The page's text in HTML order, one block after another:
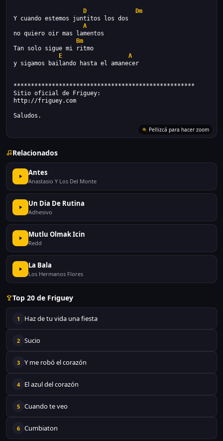
D
Dm
Y cuando estemos juntitos los dos
A
no quiero oir mas lamentos
Bm
Tan solo sigue mi ritmo
E
A
y sigamos bailando hasta el amanecer
****************************************************
Sitio oficial de Friguey:
http://friguey.com
Saludos.
Pellizcá para hacer zoom
Relacionados
Antes
Anastasio Y Los Del Monte
Un Dia De Rutina
Adhesivo
Mutlu Olmak Icin
Redd
La Bala
Los Hermanos Flores
Top 20 de Friguey
1 Haz de tu vida una fiesta
2 Sucio
3 Y me robó el corazón
4 El azul del corazón
5 Cuando te veo
6 Cumbiaton